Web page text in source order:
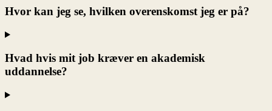
Hvor kan jeg se, hvilken overenskomst jeg er på?
Hvad hvis mit job kræver en akademisk
uddannelse?